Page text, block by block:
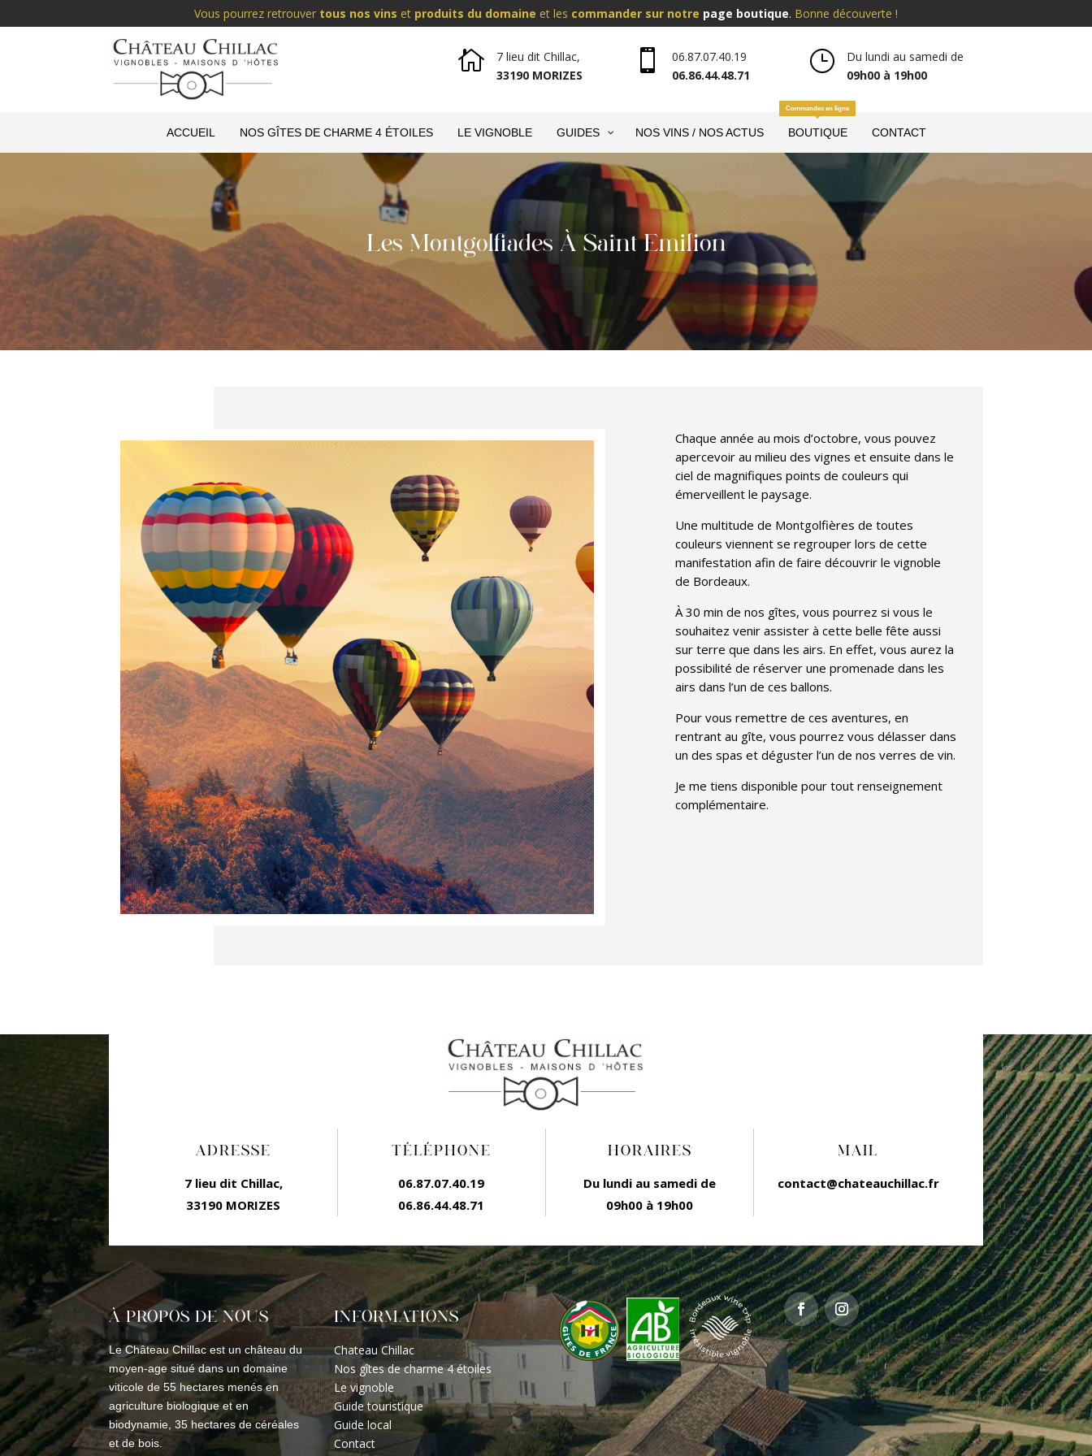
Vous pourrez retrouver tous nos vins et produits du domaine et les commander sur notre page boutique. Bonne découverte !

7 lieu dit Chillac,
33190 MORIZES

06.87.07.40.19
06.86.44.48.71
}
Du lundi au samedi de
09h00 à 19h00
ACCUEIL NOS GÎTES DE CHARME 4 ÉTOILES LE VIGNOBLE GUIDES NOS VINS / NOS ACTUS BOUTIQUE
Commandes en ligne
CONTACT
Les Montgolfiades À Saint Emilion
Chaque année au mois d’octobre, vous pouvez
apercevoir au milieu des vignes et ensuite dans le
ciel de magnifiques points de couleurs qui
émerveillent le paysage.
Une multitude de Montgolfières de toutes
couleurs viennent se regrouper lors de cette
manifestation afin de faire découvrir le vignoble
de Bordeaux.
À 30 min de nos gîtes, vous pourrez si vous le
souhaitez venir assister à cette belle fête aussi
sur terre que dans les airs. En effet, vous aurez la
possibilité de réserver une promenade dans les
airs dans l’un de ces ballons.
Pour vous remettre de ces aventures, en
rentrant au gîte, vous pourrez vous délasser dans
un des spas et déguster l’un de nos verres de vin.
Je me tiens disponible pour tout renseignement
complémentaire.
ADRESSE
7 lieu dit Chillac,
33190 MORIZES
TÉLÉPHONE
06.87.07.40.19
06.86.44.48.71
HORAIRES
Du lundi au samedi de
09h00 à 19h00
MAIL
contact@chateauchillac.fr
À PROPOS DE NOUS
Le Château Chillac est un château du
moyen-age situé dans un domaine
viticole de 55 hectares menés en
agriculture biologique et en
biodynamie, 35 hectares de céréales
et de bois.
INFORMATIONS
Chateau Chillac
Nos gîtes de charme 4 étoiles
Le vignoble
Guide touristique
Guide local
Contact